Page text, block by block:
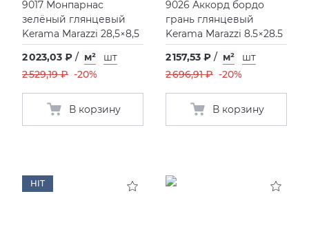
9017 Монпарнас
зелёный глянцевый
Kerama Marazzi 28,5×8,5
2 023,03 ₽ / м²
шт
2 529,19 ₽ -20%
В корзину
9026 Аккорд бордо
грань глянцевый
Kerama Marazzi 8.5×28.5
2 157,53 ₽ / м²
шт
2 696,91 ₽ -20%
В корзину
HIT